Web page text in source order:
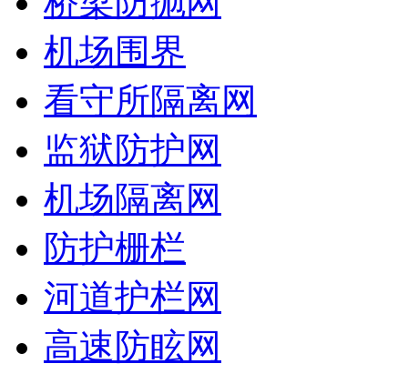
机场围界
看守所隔离网
监狱防护网
机场隔离网
防护栅栏
河道护栏网
高速防眩网